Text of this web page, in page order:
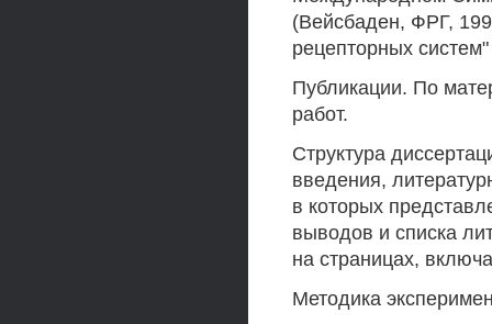
(Вейсбаден, ФРГ,
рецепторных
Публикации. По
работ.
Структура
введения,
в которых
выводов и списка
на страницах,
Методика